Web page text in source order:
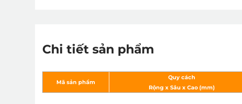
Chi tiết sản phẩm
Mã sản phẩm
Quy cách
Rộng x Sâu x Cao (mm)